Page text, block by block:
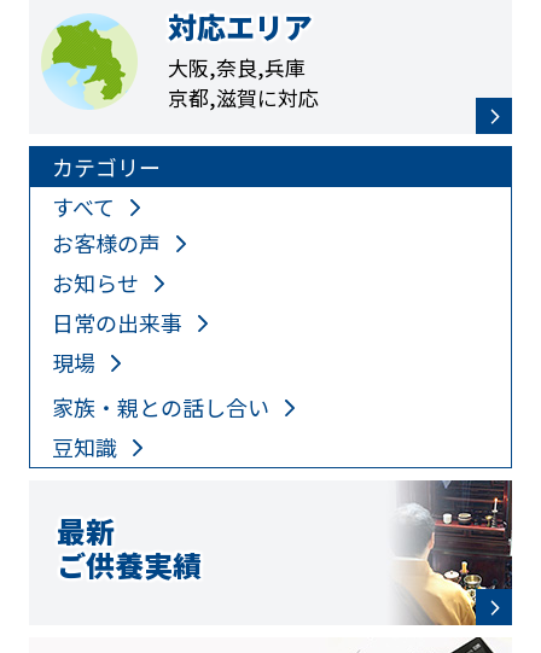
対応エリア
大阪,奈良,兵庫
京都,滋賀に対応
カテゴリー
すべて
お客様の声
お知らせ
日常の出来事
現場
家族・親との話し合い
豆知識
最新
ご供養実績